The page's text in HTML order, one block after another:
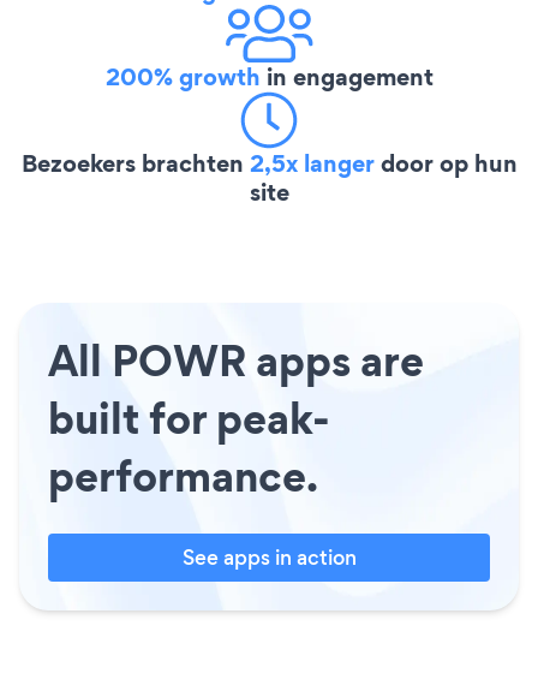
200% growth in engagement
Bezoekers brachten 2,5x langerdoor op hun
site
All POWR apps are
built for peak-
performance.
See apps in action